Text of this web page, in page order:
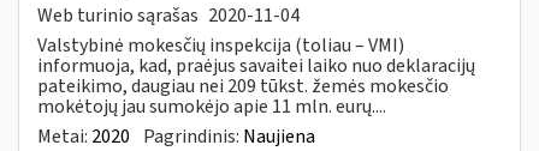
Web turinio sąrašas 2020-11-04
Valstybinė mokesčių inspekcija (toliau – VMI)
informuoja, kad, praėjus savaitei laiko nuo deklaracijų
pateikimo, daugiau nei 209 tūkst. žemės mokesčio
mokėtojų jau sumokėjo apie 11 mln. eurų....
Metai: 2020 Pagrindinis: Naujiena